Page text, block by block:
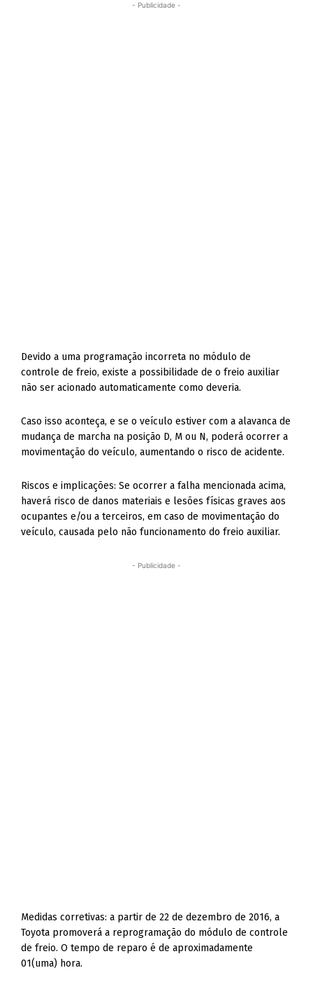
- Publicidade -
Devido a uma programação incorreta no módulo de
controle de freio, existe a possibilidade de o freio auxiliar
não ser acionado automaticamente como deveria.
Caso isso aconteça, e se o veículo estiver com a alavanca de
mudança de marcha na posição D, M ou N, poderá ocorrer a
movimentação do veículo, aumentando o risco de acidente.
Riscos e implicações: Se ocorrer a falha mencionada acima,
haverá risco de danos materiais e lesões físicas graves aos
ocupantes e/ou a terceiros, em caso de movimentação do
veículo, causada pelo não funcionamento do freio auxiliar.
- Publicidade -
Medidas corretivas: a partir de 22 de dezembro de 2016, a
Toyota promoverá a reprogramação do módulo de controle
de freio. O tempo de reparo é de aproximadamente
01(uma) hora.